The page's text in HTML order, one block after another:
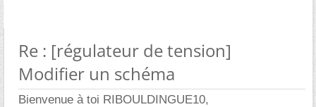
Re : [régulateur de tension]
Modifier un schéma
Bienvenue à toi RIBOULDINGUE10,